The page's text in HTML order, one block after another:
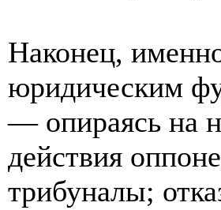
Наконец,
юридическим
— опираясь на
действия
трибуналы;